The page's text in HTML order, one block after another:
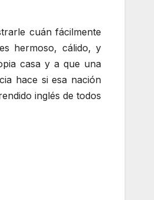
cuán fácilmente
hermoso, cálido, y
casa y a que una
hace si esa nación
inglés de todos